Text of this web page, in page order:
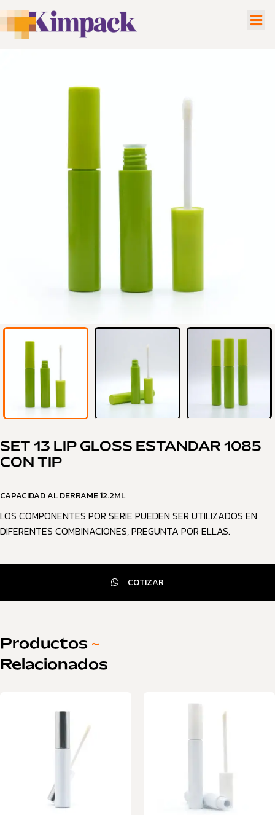
SET 13 LIP GLOSS ESTANDAR 1085
CON TIP
CAPACIDAD AL DERRAME 12.2ML
LOS COMPONENTES POR SERIE PUEDEN SER UTILIZADOS EN
DIFERENTES COMBINACIONES, PREGUNTA POR ELLAS.
COTIZAR
Productos ~
Relacionados